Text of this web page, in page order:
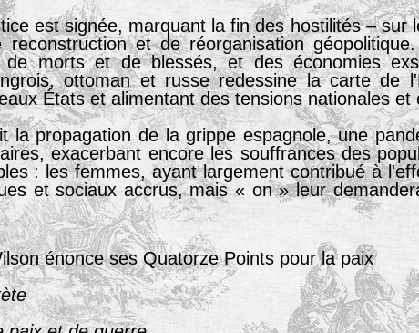
est signée, marquant la fin des hostilités – sur
reconstruction et de réorganisation
morts et de blessés, et des économies
ottoman et russe redessine la carte de
États et alimentant des tensions nationales et
la propagation de la grippe espagnole, une
exacerbant encore les souffrances des
: les femmes, ayant largement contribué à
et sociaux accrus, mais « on » leur
énonce ses Quatorze Points pour la paix